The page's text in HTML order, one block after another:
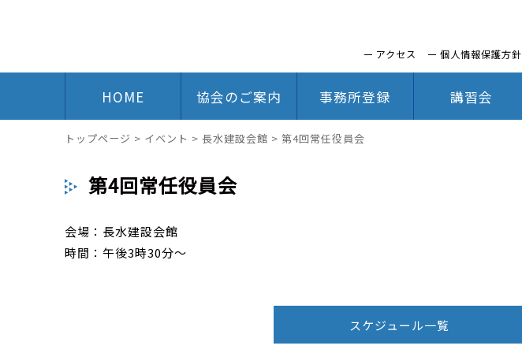
アクセス 個人情報保護方針
HOME 協会のご案内 事務所登録 講習会
トップページ > イベント > 長水建設会館 > 第4回常任役員会
第4回常任役員会
会場：長水建設会館
時間：午後3時30分～
スケジュール一覧